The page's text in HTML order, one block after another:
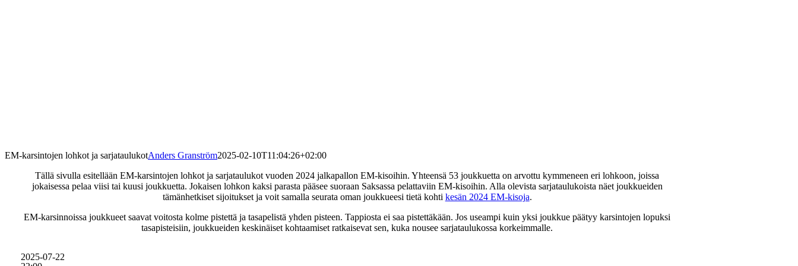
EM-karsintojen lohkot ja sarjataulukotAnders Granström2025-02-10T11:04:26+02:00
Tällä sivulla esitellään EM-karsintojen lohkot ja sarjataulukot vuoden 2024 jalkapallon EM-kisoihin. Yhteensä 53 joukkuetta on arvottu kymmeneen eri lohkoon, joissa
jokaisessa pelaa viisi tai kuusi joukkuetta. Jokaisen lohkon kaksi parasta pääsee suoraan Saksassa pelattaviin EM-kisoihin. Alla olevista sarjataulukoista näet joukkueiden
tämänhetkiset sijoitukset ja voit samalla seurata oman joukkueesi tietä kohti kesän 2024 EM-kisoja.
EM-karsinnoissa joukkueet saavat voitosta kolme pistettä ja tasapelistä yhden pisteen. Tappiosta ei saa pistettäkään. Jos useampi kuin yksi joukkue päätyy karsintojen lopuksi
tasapisteisiin, joukkueiden keskinäiset kohtaamiset ratkaisevat sen, kuka nousee sarjataulukossa korkeimmalle.
2025-07-22